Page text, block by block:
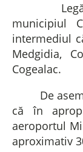
Legătura
municipiul
intermediul
Medgidia,
Cogealac.
De
că în
aeroportul
aproximativ